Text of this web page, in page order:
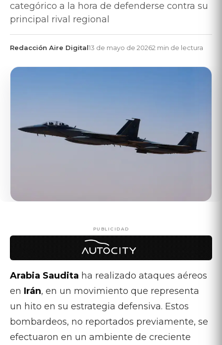
categórico a la hora de defenderse contra su
principal rival regional
Redacción Aire Digital13 de mayo de 20262 min de lectura
PUBLICIDAD
Arabia Saudita ha realizado ataques aéreos
en Irán, en un movimiento que representa
un hito en su estrategia defensiva. Estos
bombardeos, no reportados previamente, se
efectuaron en un ambiente de creciente